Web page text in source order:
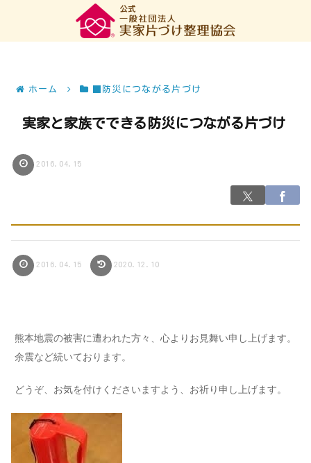
ホーム ■防災につながる片づけ
実家と家族でできる防災につながる片づけ
2016.04.15
2016.04.15 2020.12.10
熊本地震の被害に遭われた方々、心よりお見舞い申し上げます。
余震など続いております。
どうぞ、お気を付けくださいますよう、お祈り申し上げます。